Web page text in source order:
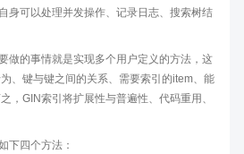
身可以处理并发操作、记录日志、搜索树结
做的事情就是实现多个用户定义的方法，这
、键与键之间的关系、需要索引的item、能
，GIN索引将扩展性与普遍性、代码重用、
下四个方法：